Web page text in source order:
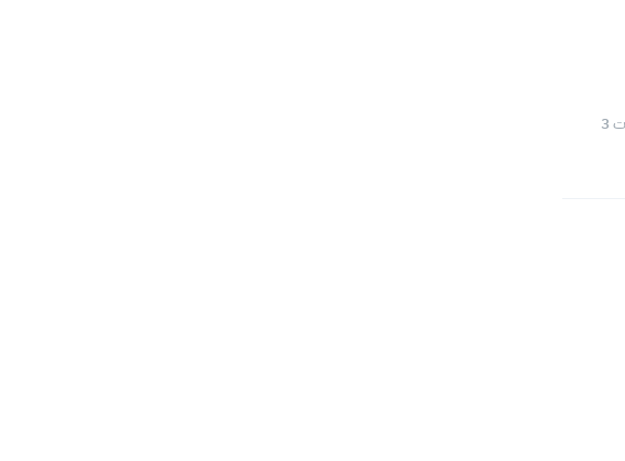
للبيع فيلا في عالي ( شارعين و زاوية ) مساحة الارض : 450 م² مساحه البناء. 650 م² ثلاث طوابق -تتكون من- 6 غرف ماستر 8 حمامات 3